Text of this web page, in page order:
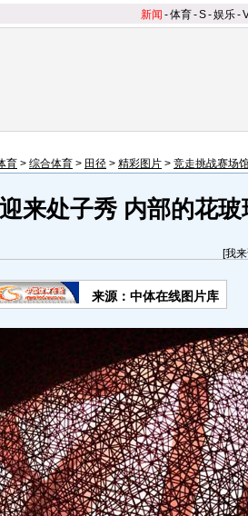
新闻 -体育-S-娱乐-
育 > 综合体育 > 田径 > 精彩图片 > 竞走挑战赛场
来处子秀 内部的花
[我
来源：中体在线图片库